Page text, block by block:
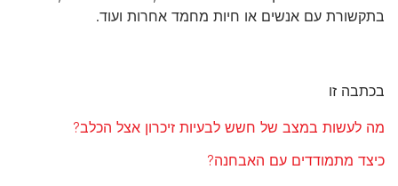
בתקשורת עם אנשים או חיות מחמד אחרות ועוד.
בכתבה זו
מה לעשות במצב של חשש לבעיות זיכרון אצל הכלב?
כיצד מתמודדים עם האבחנה?